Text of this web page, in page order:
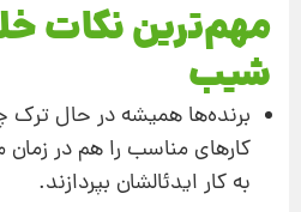
مهم‌ترین نکات
شیب
برنده‌ها همیشه در حال
کارهای مناسب را هم در
به کار ایدئالشان بپردازند.